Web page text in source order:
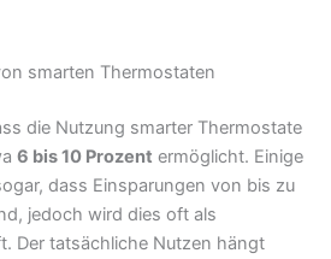
smarten Thermostaten
die Nutzung smarter Thermostate
6 bis 10 Prozent ermöglicht. Einige
dass Einsparungen von bis zu
jedoch wird dies oft als
Der tatsächliche Nutzen hängt